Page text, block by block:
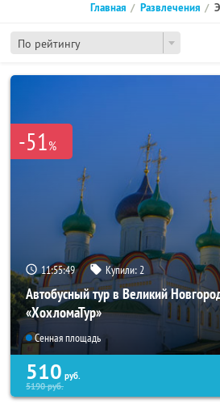
По рейтингу
Главная Развлечения
-51%
11:55:48 Купили: 2
Автобусный тур в Великий
«ХохломаТур»
Сенная площадь
510 руб.
5190руб.